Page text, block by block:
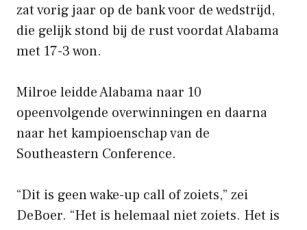
zat vorig jaar op de bank voor de wedstrijd,
die gelijk stond bij de rust voordat Alabama
met 17-3 won.
Milroe leidde Alabama naar 10
opeenvolgende overwinningen en daarna
naar het kampioenschap van de
Southeastern Conference.
“Dit is geen wake-up call of zoiets,” zei
DeBoer. “Het is helemaal niet zoiets. Het is